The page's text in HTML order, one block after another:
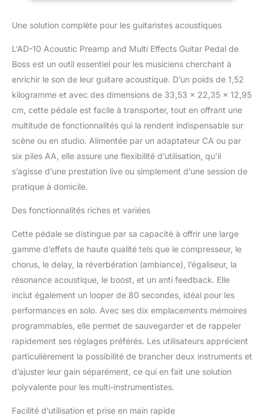
d’amplification EQ quatre
bas variable optimisé
pour les sons de guitare
acoustique Compresseur
multi-bande avec
technologie MDP pour
un contrôle transparent
des dynamiques Une
nouvelle fonctionnalité
anti-feedback qui
maintient l’équilibre des
sons Deux canaux avec
instruments ou mélanger
plusieurs types de micro
Effets Ambience, Chorus
et Delay intégrés, de
types multiples avec
paramètres réglables
Fonction Boost avec
réglage du son Mémoire
de stockage de 10
réglages sonores Looper
capable d’enregistrer 80
secondes
Une solution complète pour les guitaristes acoustiques
L’AD-10 Acoustic Preamp and Multi Effects Guitar Pedal de
Boss est un outil essentiel pour les musiciens cherchant à
enrichir le son de leur guitare acoustique. D’un poids de 1,52
kilogramme et avec des dimensions de 33,53 x 22,35 x 12,95
cm, cette pédale est facile à transporter, tout en offrant une
multitude de fonctionnalités qui la rendent indispensable sur
scène ou en studio. Alimentée par un adaptateur CA ou par
six piles AA, elle assure une flexibilité d’utilisation, qu’il
s’agisse d’une prestation live ou simplement d’une session de
pratique à domicile.
Des fonctionnalités riches et variées
Cette pédale se distingue par sa capacité à offrir une large
gamme d’effets de haute qualité tels que le compresseur, le
chorus, le delay, la réverbération (ambiance), l’égaliseur, la
résonance acoustique, le boost, et un anti feedback. Elle
inclut également un looper de 80 secondes, idéal pour les
performances en solo. Avec ses dix emplacements mémoires
programmables, elle permet de sauvegarder et de rappeler
rapidement ses réglages préférés. Les utilisateurs apprécient
particulièrement la possibilité de brancher deux instruments et
d’ajuster leur gain séparément, ce qui en fait une solution
polyvalente pour les multi-instrumentistes.
Facilité d’utilisation et prise en main rapide